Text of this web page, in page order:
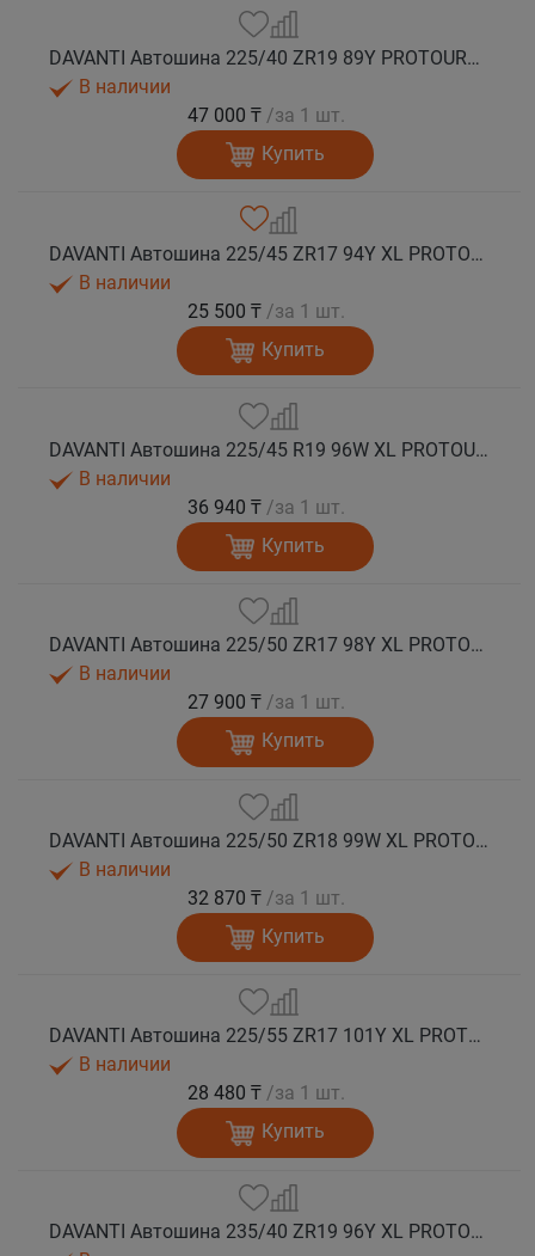
DAVANTI Автошина 225/40 ZR19 89Y PROTOURA SPORT RPR RFT (run flat) лето
В наличии
47 000 ₸ /за 1 шт.
Купить
DAVANTI Автошина 225/45 ZR17 94Y XL PROTOURA SPORT RPR лето
В наличии
25 500 ₸ /за 1 шт.
Купить
DAVANTI Автошина 225/45 R19 96W XL PROTOURA SPORT RPR лето
В наличии
36 940 ₸ /за 1 шт.
Купить
DAVANTI Автошина 225/50 ZR17 98Y XL PROTOURA SPORT RPR лето
В наличии
27 900 ₸ /за 1 шт.
Купить
DAVANTI Автошина 225/50 ZR18 99W XL PROTOURA SPORT RPR лето
В наличии
32 870 ₸ /за 1 шт.
Купить
DAVANTI Автошина 225/55 ZR17 101Y XL PROTOURA SPORT RPR лето
В наличии
28 480 ₸ /за 1 шт.
Купить
DAVANTI Автошина 235/40 ZR19 96Y XL PROTOURA SPORT RPR лето